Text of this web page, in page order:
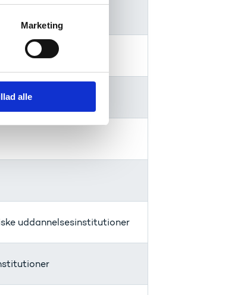
Marketing
alle
uddannelsesinstitutioner